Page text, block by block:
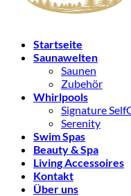
Startseite
Saunawelten
Saunen
Zubehör
Whirlpools
Signature
Serenity
Swim Spas
Beauty & Spa
Living Accessoires
Kontakt
Über uns